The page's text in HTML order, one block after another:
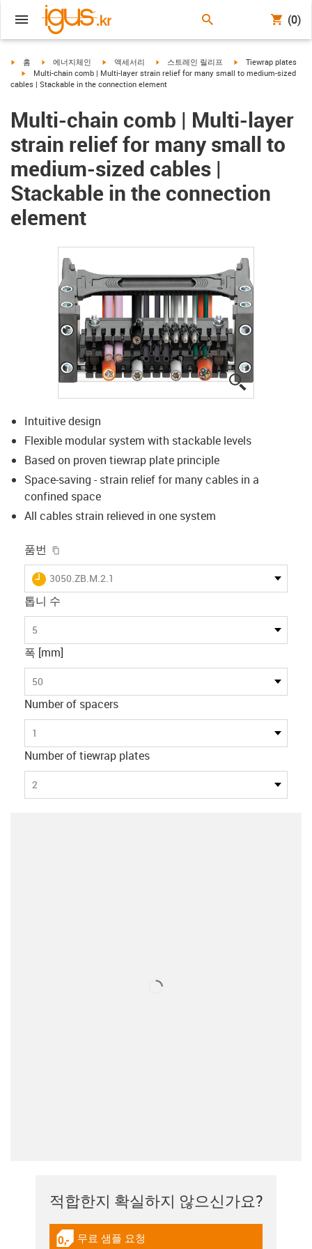
(0)
igus-icon-arrow-right
홈 igus-icon-arrow-right
에너지체인 igus-icon-arrow-right
액세서리 igus-icon-arrow-right
스트레인 릴리프 igus-icon-arrow-right
Tiewrap plates
igus-icon-arrow-right
Multi-chain comb | Multi-layer strain relief for many small to medium-sized
cables | Stackable in the connection element
Multi-chain comb | Multi-layer
strain relief for many small to
medium-sized cables |
Stackable in the connection
element
igus-icon-
Intuitive design
Flexible modular system with stackable levels
Based on proven tiewrap plate principle
Space-saving - strain relief for many cables in a
confined space
All cables strain relieved in one system
품번
igus-icon-lieferzeit
3050.ZB.M.2.1
톱니 수
5
폭 [mm]
50
Number of spacers
1
Number of tiewrap plates
2
적합한지 확실하지 않으신가요?
igus-icon-gratismuster
무료 샘플 요청